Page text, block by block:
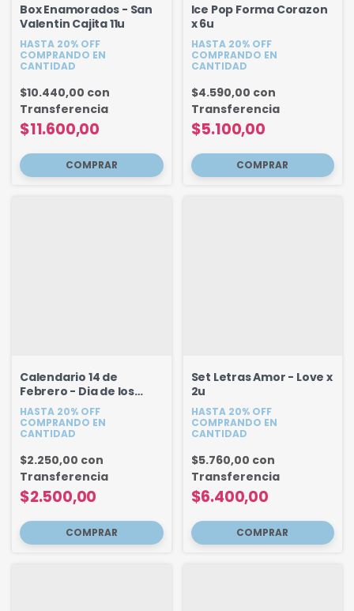
Box Enamorados - San
Valentin Cajita 11u
HASTA 20% OFF
COMPRANDO EN
CANTIDAD
$11.600,00
$10.440,00 con
Transferencia
Ice Pop Forma Corazon
x 6u
HASTA 20% OFF
COMPRANDO EN
CANTIDAD
$5.100,00
$4.590,00 con
Transferencia
Calendario 14 de
Febrero - Dia de los
Enamorados 8.5 cm
HASTA 20% OFF
COMPRANDO EN
CANTIDAD
$2.500,00
$2.250,00 con
Transferencia
Set Letras Amor - Love x
2u
HASTA 20% OFF
COMPRANDO EN
CANTIDAD
$6.400,00
$5.760,00 con
Transferencia